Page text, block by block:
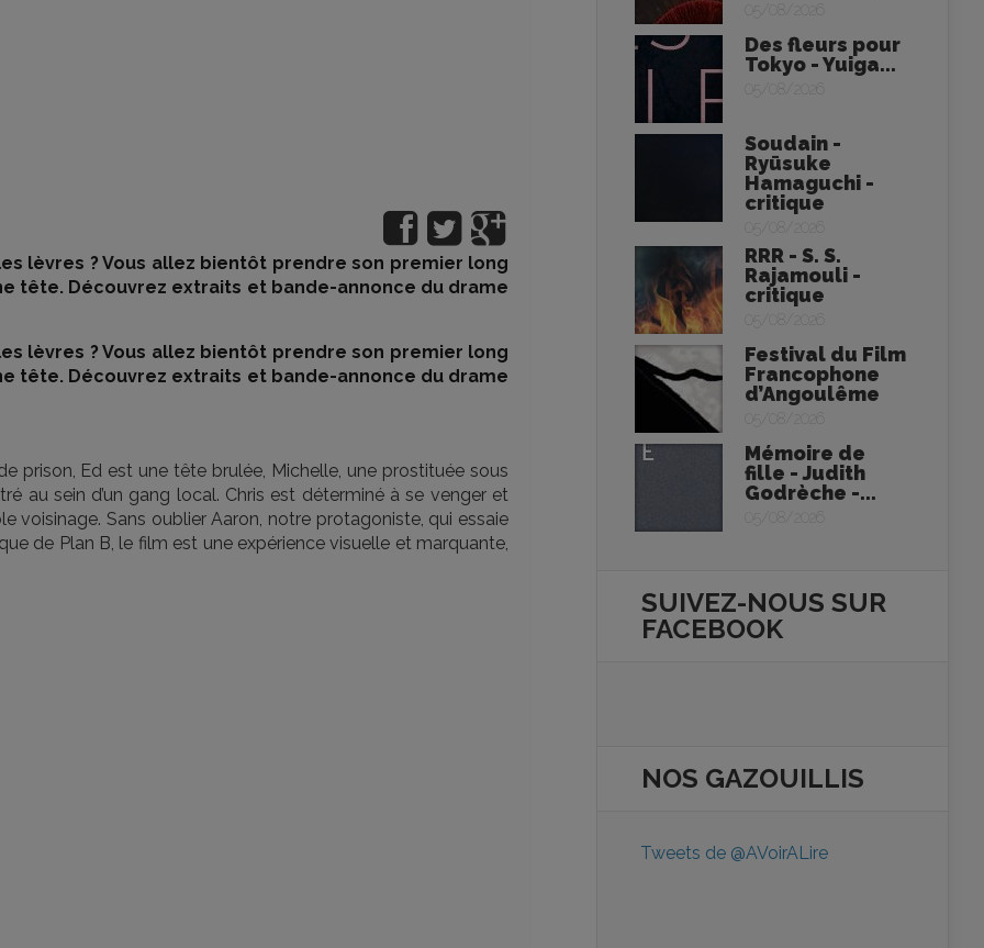
lèvres ? Vous allez bientôt prendre son premier long
tête. Découvrez extraits et bande-annonce du drame
lèvres ? Vous allez bientôt prendre son premier long
tête. Découvrez extraits et bande-annonce du drame
prison, Ed est une tête brulée, Michelle, une prostituée sous
au sein d’un gang local. Chris est déterminé à se venger et
voisinage. Sans oublier Aaron, notre protagoniste, qui essaie
de Plan B, le film est une expérience visuelle et marquante,
05/08/2026
Des fleurs pour
Tokyo - Yuiga...
05/08/2026
Soudain -
Ryūsuke
Hamaguchi -
critique
05/08/2026
RRR - S. S.
Rajamouli -
critique
05/08/2026
Festival du Film
Francophone
d’Angoulême
05/08/2026
Mémoire de
fille - Judith
Godrèche -...
05/08/2026
SUIVEZ-NOUS SUR
FACEBOOK
NOS GAZOUILLIS
Tweets de @AVoirALire